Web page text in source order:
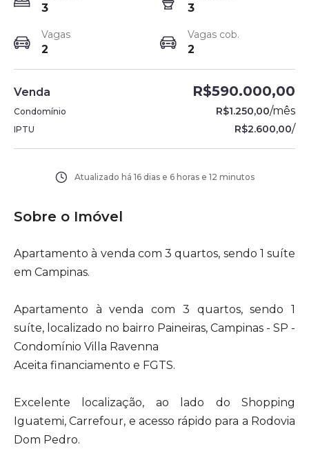
3 3
Vagas
2
Vagas cob.
2
Venda R$590.000,00
Condomínio R$1.250,00/mês
IPTU R$2.600,00/
Atualizado há 16 dias e 6 horas e 12 minutos
Sobre o Imóvel
Apartamento à venda com 3 quartos, sendo 1 suíte
em Campinas.
Apartamento à venda com 3 quartos, sendo 1
suíte, localizado no bairro Paineiras, Campinas - SP -
Condomínio Villa Ravenna
Aceita financiamento e FGTS.
Excelente localização, ao lado do Shopping
Iguatemi, Carrefour, e acesso rápido para a Rodovia
Dom Pedro.